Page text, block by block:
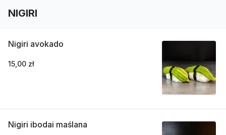
NIGIRI
Nigiri avokado
15,00 zł
Nigiri ibodai maślana